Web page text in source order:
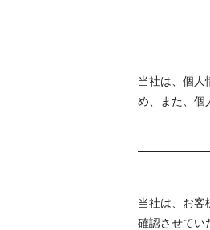
当社は、個人
め、また、個
当社は、お客
確認させてい